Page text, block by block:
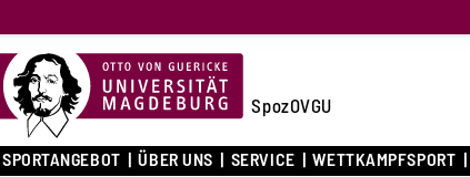
SpozOVGU
SPORTANGEBOT ÜBER UNS SERVICE WETTKAMPFSPORT